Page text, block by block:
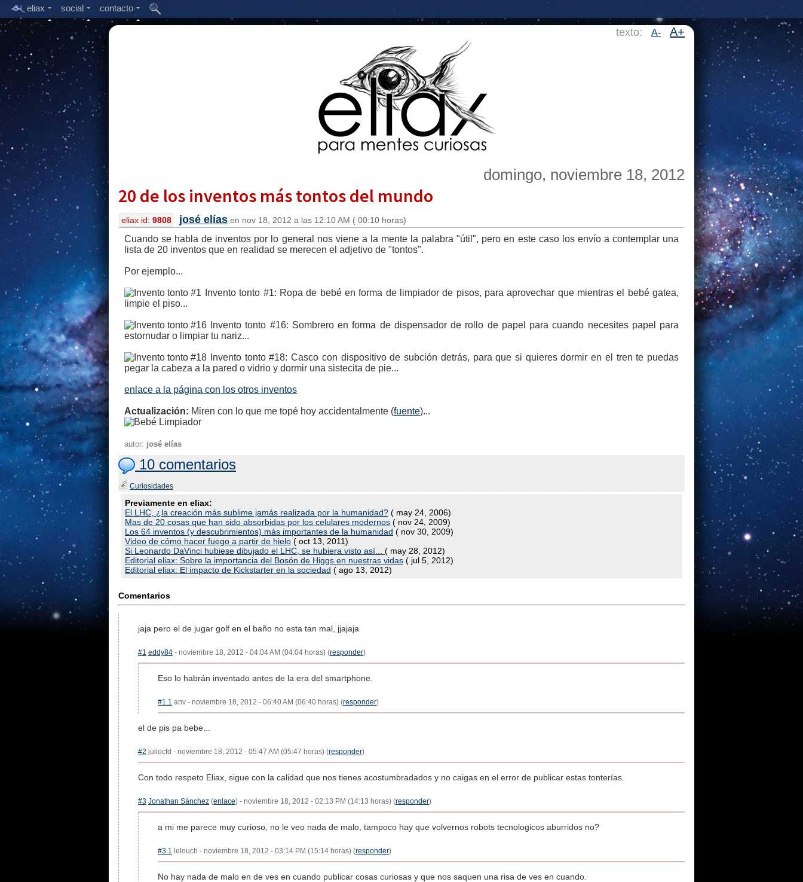
eliax social contacto
texto: A- A+
domingo, noviembre 18, 2012
20 de los inventos más tontos del mundo
eliax id: 9808 josé elías en nov 18, 2012 a las 12:10 AM ( 00:10 horas)
Cuando se habla de inventos por lo general nos viene a la mente la palabra "útil", pero en este caso los envío a contemplar una
lista de 20 inventos que en realidad se merecen el adjetivo de "tontos".
Por ejemplo...
Invento tonto #1: Ropa de bebé en forma de limpiador de pisos, para aprovechar que mientras el bebé gatea,
limpie el piso...
Invento tonto #16: Sombrero en forma de dispensador de rollo de papel para cuando necesites papel para
estornudar o limpiar tu nariz...
Invento tonto #18: Casco con dispositivo de subción detrás, para que si quieres dormir en el tren te puedas
pegar la cabeza a la pared o vidrio y dormir una sistecita de pie...
enlace a la página con los otros inventos
Actualización: Miren con lo que me topé hoy accidentalmente (fuente)...
autor: josé elías
10 comentarios
Curiosidades
Previamente en eliax:
El LHC, ¿la creación más sublime jamás realizada por la humanidad? ( may 24, 2006)
Mas de 20 cosas que han sido absorbidas por los celulares modernos ( nov 24, 2009)
Los 64 inventos (y descubrimientos) más importantes de la humanidad ( nov 30, 2009)
Video de cómo hacer fuego a partir de hielo ( oct 13, 2011)
Si Leonardo DaVinci hubiese dibujado el LHC, se hubiera visto así... ( may 28, 2012)
Editorial eliax: Sobre la importancia del Bosón de Higgs en nuestras vidas ( jul 5, 2012)
Editorial eliax: El impacto de Kickstarter en la sociedad ( ago 13, 2012)
Comentarios
jaja pero el de jugar golf en el baño no esta tan mal, jjajaja
#1 eddy84 - noviembre 18, 2012 - 04:04 AM (04:04 horas) (responder)
Eso lo habrán inventado antes de la era del smartphone.
#1.1 anv - noviembre 18, 2012 - 06:40 AM (06:40 horas) (responder)
el de pis pa bebe...
#2 juliocfd - noviembre 18, 2012 - 05:47 AM (05:47 horas) (responder)
Con todo respeto Eliax, sigue con la calidad que nos tienes acostumbradados y no caigas en el error de publicar estas tonterías.
#3 Jonathan Sánchez (enlace) - noviembre 18, 2012 - 02:13 PM (14:13 horas) (responder)
a mi me parece muy curioso, no le veo nada de malo, tampoco hay que volvernos robots tecnologicos aburridos no?
#3.1 lelouch - noviembre 18, 2012 - 03:14 PM (15:14 horas) (responder)
No hay nada de malo en de ves en cuando publicar cosas curiosas y que nos saquen una risa de ves en cuando.